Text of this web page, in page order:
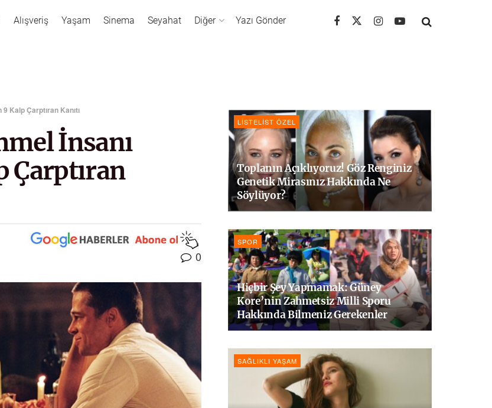
Alışveriş Yaşam Sinema Seyahat Diğer Yazı Gönder
Kalp Çarptıran Kanıtı
İnsanı
Çarptıran
0
LISTELIST ÖZEL
Toplanın Açıklıyoruz! Göz Renginiz
Genetik Mirasınız Hakkında Ne
Söylüyor?
SPOR
Hiçbir Şey Yapmamak: Güney
Kore’nin Zahmetsiz Milli Sporu
Hakkında Bilmeniz Gerekenler
SAĞLIKLI YAŞAM